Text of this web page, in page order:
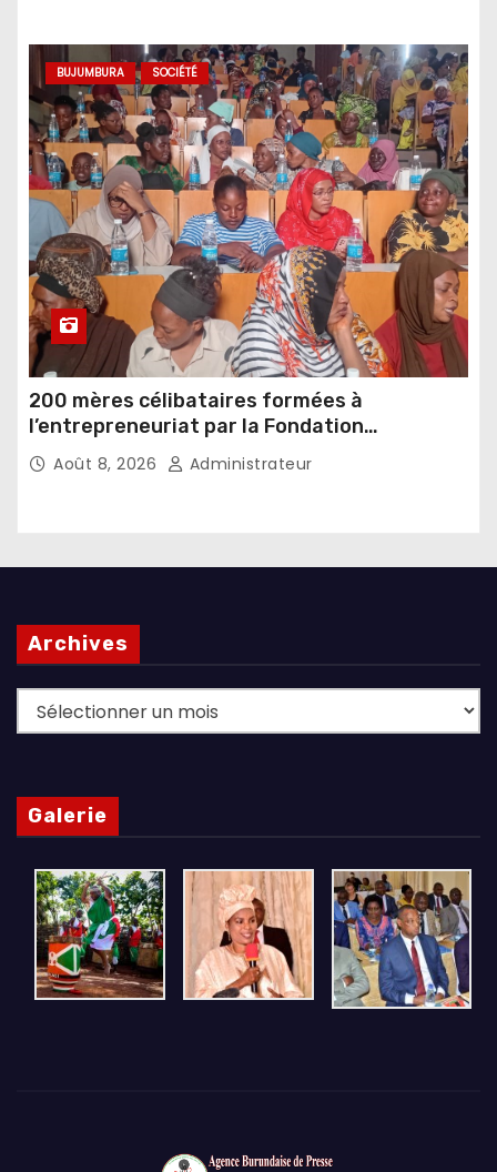
BUJUMBURA SOCIÉTÉ
200 mères célibataires formées à
l’entrepreneuriat par la Fondation
Umugiraneza et l’OPDD
Août 8, 2026 Administrateur
Archives
Archives
Galerie